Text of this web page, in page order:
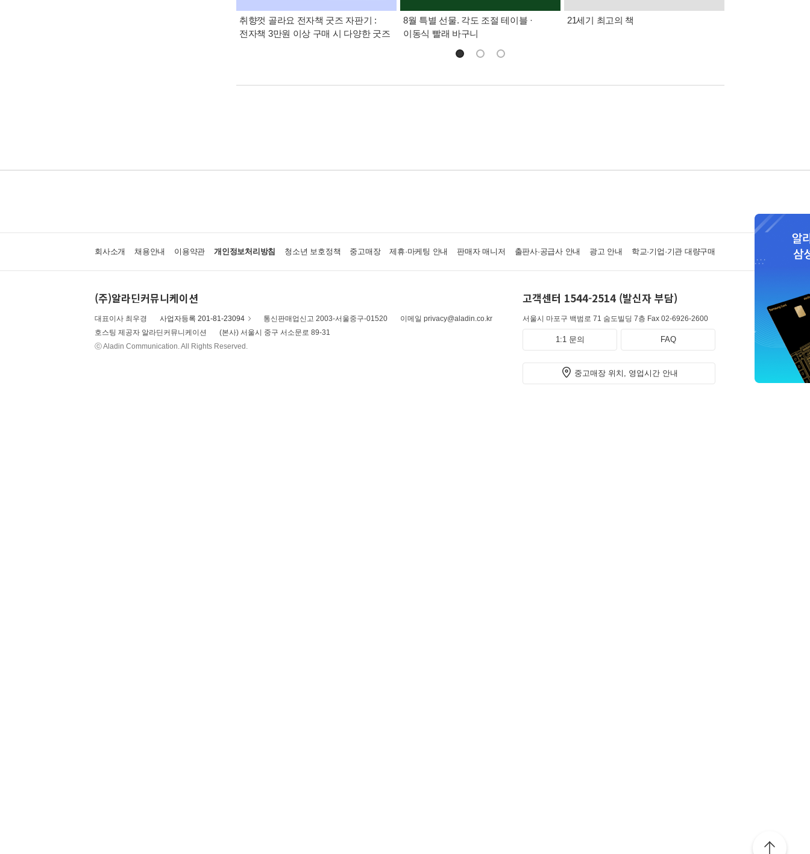
취향껏 골라요 전자책 굿즈 자판기 :
전자책 3만원 이상 구매 시 다양한 굿즈
8월 특별 선물. 각도 조절 테이블 ·
이동식 빨래 바구니
21세기 최고의 책
회사소개 채용안내 이용약관 개인정보처리방침 청소년 보호정책 중고매장 제휴·마케팅 안내 판매자 매니저 출판사·공급사 안내 광고 안내 학교·기업·기관 대량구매
(주)알라딘커뮤니케이션
대표이사 최우경 사업자등록 201-81-23094 통신판매업신고 2003-서울중구-01520
이메일 privacy@aladin.co.kr
호스팅 제공자 알라딘커뮤니케이션
(본사) 서울시 중구 서소문로 89-31
ⓒ Aladin Communication. All Rights Reserved.
고객센터 1544-2514 (발신자 부담)
서울시 마포구 백범로 71 숨도빌딩 7층 Fax 02-6926-2600
1:1 문의 FAQ
중고매장 위치, 영업시간 안내